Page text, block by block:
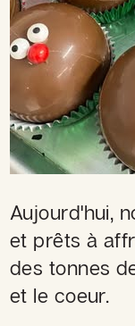
Aujourd'hui,
et prêts à
des tonnes
et le coeur.